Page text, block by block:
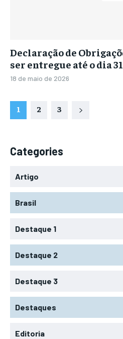
Declaração de
ser entregue até o dia
18 de maio de 2026
1 2 3
Categories
Artigo
Brasil
Destaque 1
Destaque 2
Destaque 3
Destaques
Editoria